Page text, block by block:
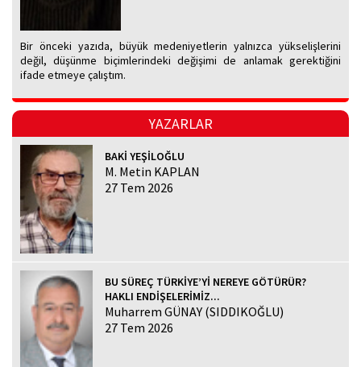
Bir önceki yazıda, büyük medeniyetlerin yalnızca yükselişlerini
değil, düşünme biçimlerindeki değişimi de anlamak gerektiğini
ifade etmeye çalıştım.
YAZARLAR
BAKİ YEŞİLOĞLU
M. Metin KAPLAN
27 Tem 2026
BU SÜREÇ TÜRKİYE’Yİ NEREYE GÖTÜRÜR?
HAKLI ENDİŞELERİMİZ...
Muharrem GÜNAY (SIDDIKOĞLU)
27 Tem 2026